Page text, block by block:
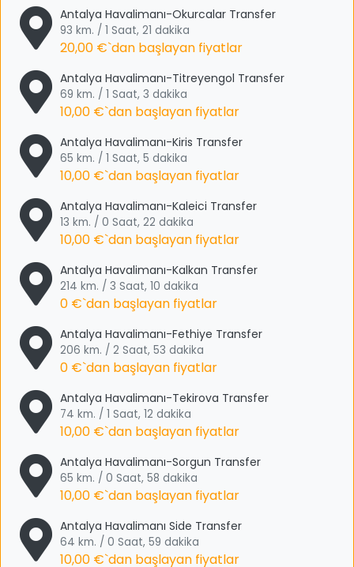
Antalya Havalimanı-Okurcalar Transfer
93 km. / 1 Saat, 21 dakika
20,00 €`dan başlayan fiyatlar
Antalya Havalimanı-Titreyengol Transfer
69 km. / 1 Saat, 3 dakika
10,00 €`dan başlayan fiyatlar
Antalya Havalimanı-Kiris Transfer
65 km. / 1 Saat, 5 dakika
10,00 €`dan başlayan fiyatlar
Antalya Havalimanı-Kaleici Transfer
13 km. / 0 Saat, 22 dakika
10,00 €`dan başlayan fiyatlar
Antalya Havalimanı-Kalkan Transfer
214 km. / 3 Saat, 10 dakika
0 €`dan başlayan fiyatlar
Antalya Havalimanı-Fethiye Transfer
206 km. / 2 Saat, 53 dakika
0 €`dan başlayan fiyatlar
Antalya Havalimanı-Tekirova Transfer
74 km. / 1 Saat, 12 dakika
10,00 €`dan başlayan fiyatlar
Antalya Havalimanı-Sorgun Transfer
65 km. / 0 Saat, 58 dakika
10,00 €`dan başlayan fiyatlar
Antalya Havalimanı Side Transfer
64 km. / 0 Saat, 59 dakika
10,00 €`dan başlayan fiyatlar